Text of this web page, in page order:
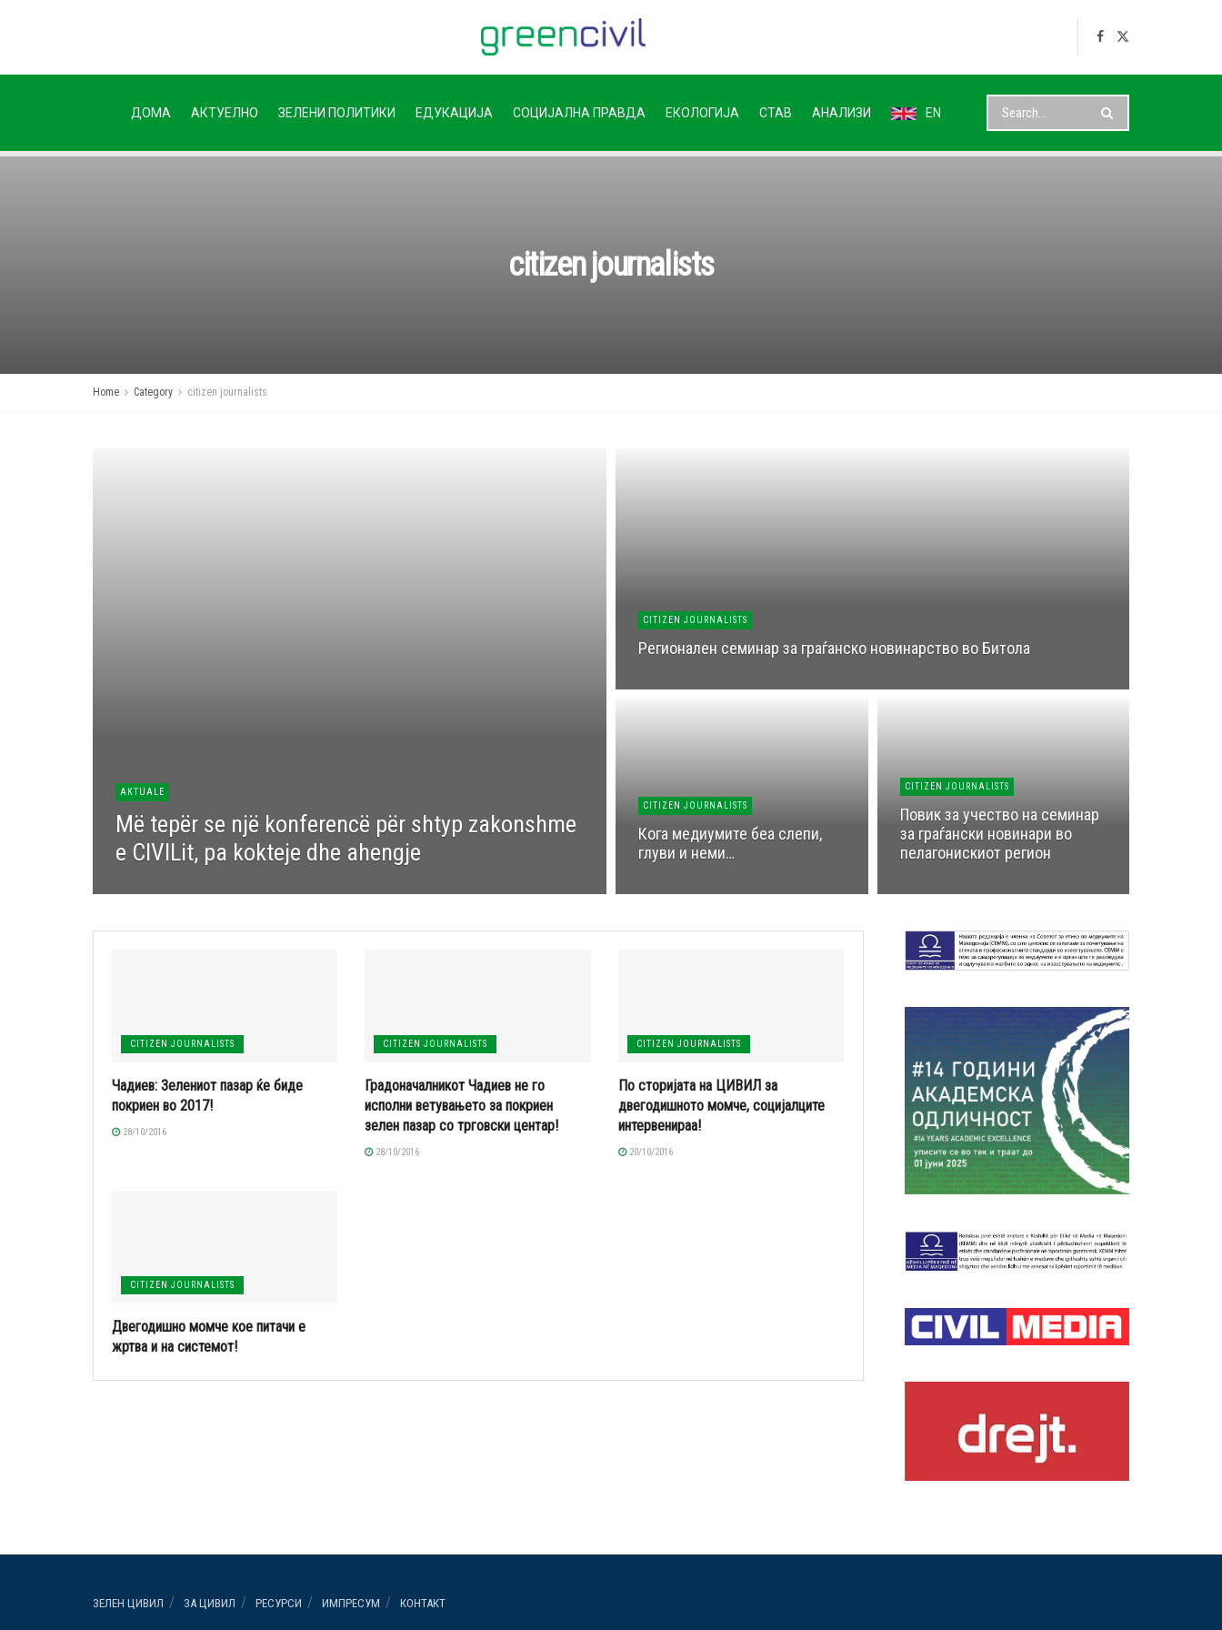
ДОМА АКТУЕЛНО ЗЕЛЕНИ ПОЛИТИКИ ЕДУКАЦИЈА СОЦИЈАЛНА ПРАВДА ЕКОЛОГИЈА СТАВ АНАЛИЗИ EN
citizen journalists
Home Category citizen journalists
AKTUALE
Më tepër se një konferencë për shtyp zakonshme
e CIVILit, pa kokteje dhe ahengje
CITIZEN JOURNALISTS
Регионален семинар за граѓанско новинарство во Битола
CITIZEN JOURNALISTS
Кога медиумите беа слепи,
глуви и неми…
CITIZEN JOURNALISTS
Повик за учество на семинар
за граѓански новинари во
пелагонискиот регион
CITIZEN JOURNALISTS
Чадиев: Зелениот пазар ќе биде
покриен во 2017!
28/10/2016
CITIZEN JOURNALISTS
Градоначалникот Чадиев не го
исполни ветувањето за покриен
зелен пазар со трговски центар!
28/10/2016
CITIZEN JOURNALISTS
По сторијата на ЦИВИЛ за
двегодишното момче, социјалците
интервенираа!
20/10/2016
CITIZEN JOURNALISTS
Двегодишно момче кое питачи е
жртва и на системот!
ЗЕЛЕН ЦИВИЛ ЗА ЦИВИЛ РЕСУРСИ ИМПРЕСУМ КОНТАКТ